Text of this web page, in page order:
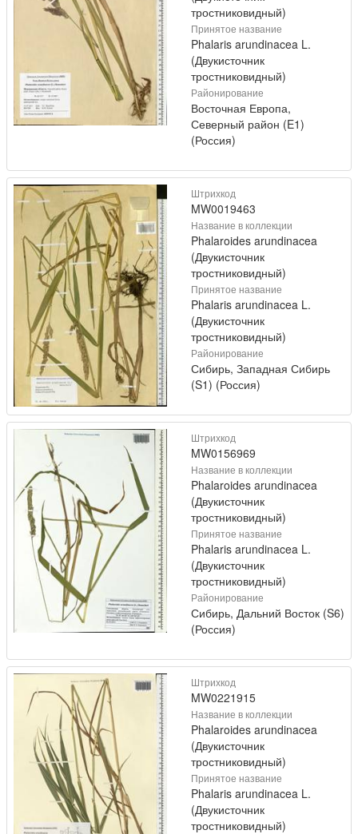
тростниковидный)
Принятое название
Phalaris arundinacea L.
(Двукисточник
тростниковидный)
Районирование
Восточная Европа,
Северный район (E1)
(Россия)
Штрихкод
MW0019463
Название в коллекции
Phalaroides arundinacea
(Двукисточник
тростниковидный)
Принятое название
Phalaris arundinacea L.
(Двукисточник
тростниковидный)
Районирование
Сибирь, Западная Сибирь
(S1) (Россия)
Штрихкод
MW0156969
Название в коллекции
Phalaroides arundinacea
(Двукисточник
тростниковидный)
Принятое название
Phalaris arundinacea L.
(Двукисточник
тростниковидный)
Районирование
Сибирь, Дальний Восток (S6)
(Россия)
Штрихкод
MW0221915
Название в коллекции
Phalaroides arundinacea
(Двукисточник
тростниковидный)
Принятое название
Phalaris arundinacea L.
(Двукисточник
тростниковидный)